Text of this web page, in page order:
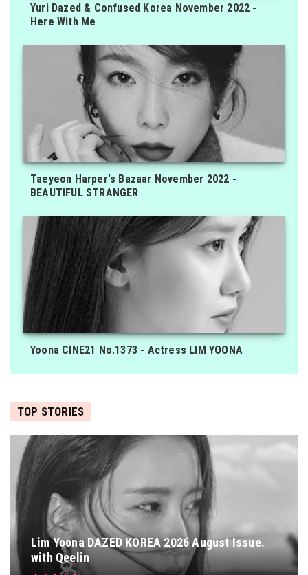
Yuri Dazed & Confused Korea November 2022 -
Here With Me
Taeyeon Harper's Bazaar November 2022 -
BEAUTIFUL STRANGER
Yoona CINE21 No.1373 - Actress LIM YOONA
TOP STORIES
Lim Yoona DAZED KOREA 2026 August Issue.
with Qeelin